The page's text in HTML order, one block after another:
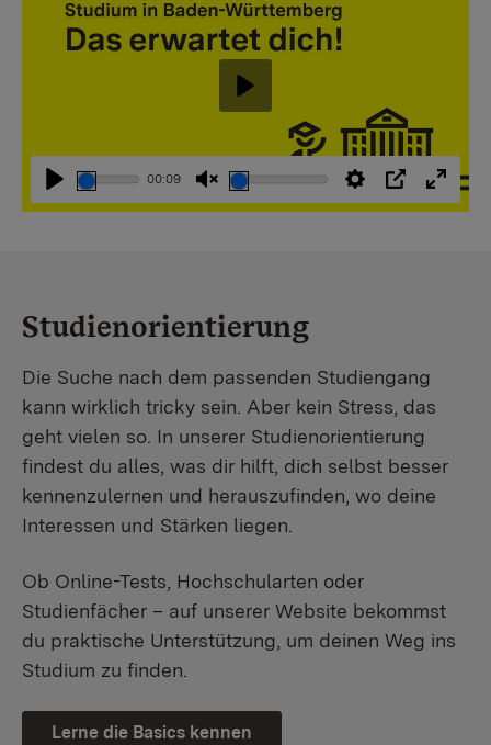
Abspielen
00:09
StummschaltungEinstellungen
PIP
Abspielen
Studienorientierung
Die Suche nach dem passenden Studiengang
kann wirklich tricky sein. Aber kein Stress, das
geht vielen so. In unserer Studienorientierung
findest du alles, was dir hilft, dich selbst besser
kennenzulernen und herauszufinden, wo deine
Interessen und Stärken liegen.
Ob Online-Tests, Hochschularten oder
Studienfächer – auf unserer Website bekommst
du praktische Unterstützung, um deinen Weg ins
Studium zu finden.
Lerne die Basics kennen